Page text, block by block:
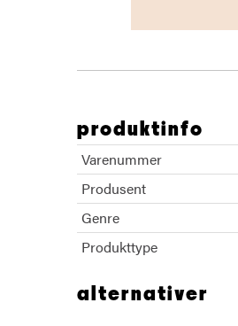
produktinfo
Varenummer
Produsent
Genre
Produkttype
alternativer